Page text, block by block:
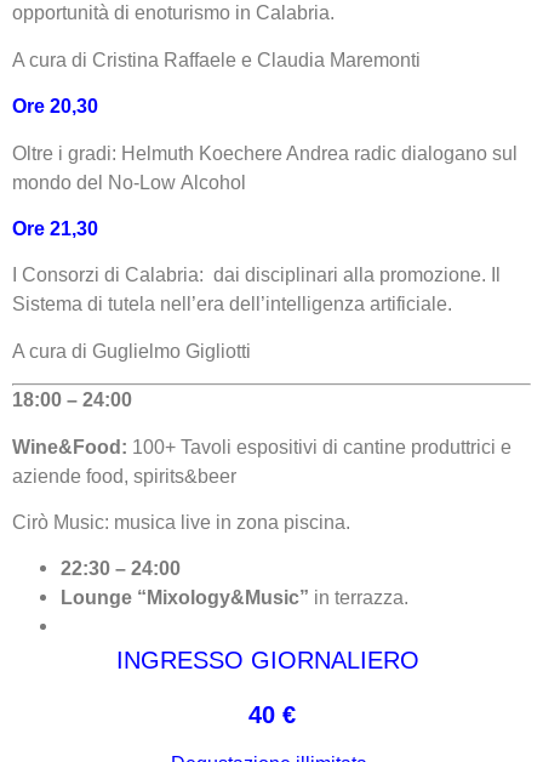
opportunità di enoturismo in Calabria.
A cura di Cristina Raffaele e Claudia Maremonti
Ore 20,30
Oltre i gradi: Helmuth Koechere Andrea radic dialogano sul
mondo del No-Low Alcohol
Ore 21,30
I Consorzi di Calabria: dai disciplinari alla promozione. Il
Sistema di tutela nell’era dell’intelligenza artificiale.
A cura di Guglielmo Gigliotti
18:00 – 24:00
Wine&Food: 100+ Tavoli espositivi di cantine produttrici e
aziende food, spirits&beer
Cirò Music: musica live in zona piscina.
22:30 – 24:00
Lounge “Mixology&Music” in terrazza.
INGRESSO GIORNALIERO
40 €